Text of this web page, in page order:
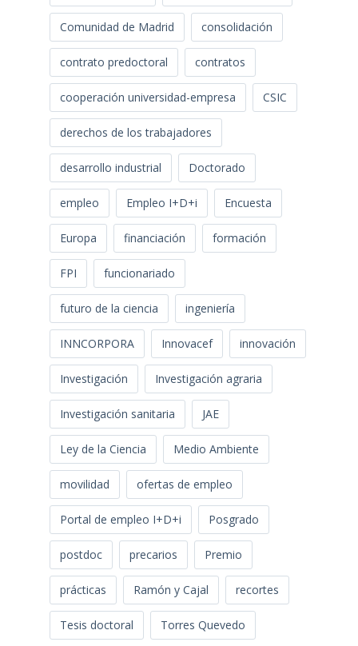
Comunidad de Madrid consolidación
contrato predoctoral contratos
cooperación universidad-empresa CSIC
derechos de los trabajadores
desarrollo industrial Doctorado
empleo Empleo I+D+i Encuesta
Europa financiación formación
FPI funcionariado
futuro de la ciencia ingeniería
INNCORPORA Innovacef innovación
Investigación Investigación agraria
Investigación sanitaria JAE
Ley de la Ciencia Medio Ambiente
movilidad ofertas de empleo
Portal de empleo I+D+i Posgrado
postdoc precarios Premio
prácticas Ramón y Cajal recortes
Tesis doctoral Torres Quevedo